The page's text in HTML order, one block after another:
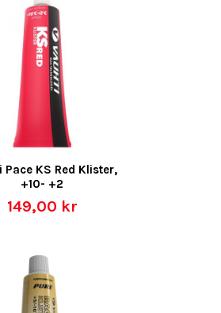
Pace KS Red Klister,
+10- +2
149,00 kr